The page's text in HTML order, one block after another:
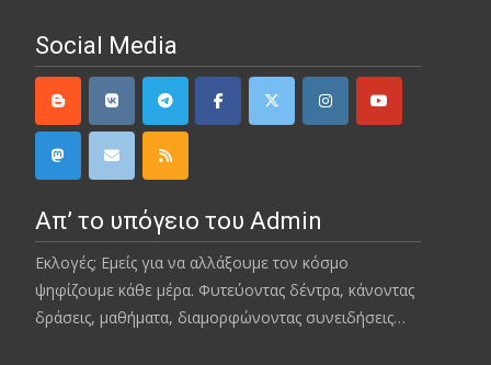
Social Media
Απ’ το υπόγειο του Admin
Εκλογές; Εμείς για να αλλάξουμε τον κόσμο
ψηφίζουμε κάθε μέρα. Φυτεύοντας δέντρα, κάνοντας
δράσεις, μαθήματα, διαμορφώνοντας συνειδήσεις…